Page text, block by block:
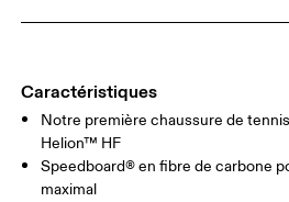
Caractéristiques
Notre première chaussure de
Helion™ HF
Speedboard® en fibre de carbone
maximal